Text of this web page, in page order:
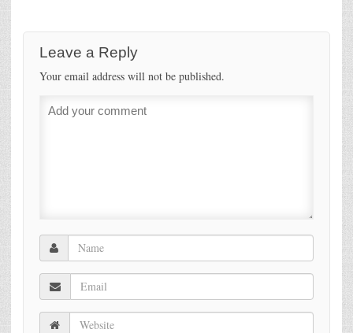
Leave a Reply
Your email address will not be published.